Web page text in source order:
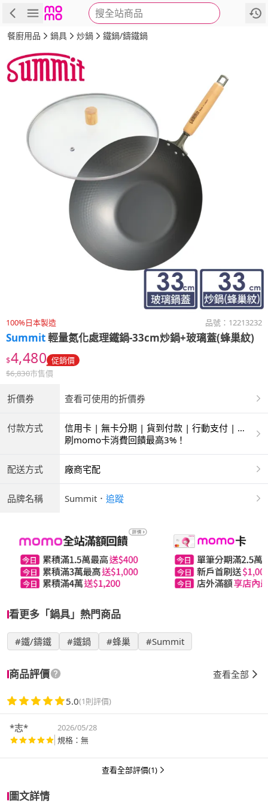
搜全站商品
商品 評價 詳情
餐廚用品 鍋具 炒鍋 鐵鍋/鑄鐵鍋
100%日本製造 品號： 12213232
Summit輕量氮化處理鐵鍋-33cm炒鍋+玻璃蓋(蜂巢紋)
$4,480 促銷價
$6,830市售價
折價券 查看可使用的折價券
付款方式
信用卡 | 無卡分期 | 貨到付款 | 行動支付 | 超
商付款 | ATM | 銀聯卡
刷momo卡消費回饋最高3%！
配送方式 廠商宅配
品牌名稱 Summit ． 追蹤
看更多「鍋具」熱門商品
#鐵/鑄鐵 #鐵鍋 #蜂巢 #Summit
商品評價 查看全部
5.0(1則評價)
*志*
2026/05/28
規格：無
查看全部評價(1)
圖文詳情